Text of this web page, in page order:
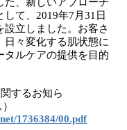
て、2019年7月31日
立しました。お客さ
日々変化する肌状態に
タルケアの提供を目的
するお知ら
1736384/00.pdf